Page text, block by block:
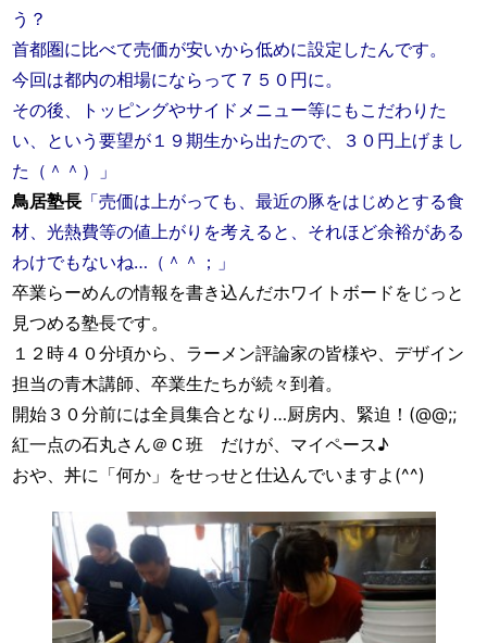
う？
首都圏に比べて売価が安いから低めに設定したんです。
今回は都内の相場にならって７５０円に。
その後、トッピングやサイドメニュー等にもこだわりた
い、という要望が１９期生から出たので、３０円上げまし
た（＾＾）」
鳥居塾長 「売価は上がっても、最近の豚をはじめとする食
材、光熱費等の値上がりを考えると、それほど余裕がある
わけでもないね…（＾＾；」
卒業らーめんの情報を書き込んだホワイトボードをじっと
見つめる塾長です。
１２時４０分頃から、ラーメン評論家の皆様や、デザイン
担当の青木講師、卒業生たちが続々到着。
開始３０分前には全員集合となり…厨房内、緊迫！(@@;;
紅一点の石丸さん＠Ｃ班 だけが、マイペース♪
おや、丼に「何か」をせっせと仕込んでいますよ(^^)